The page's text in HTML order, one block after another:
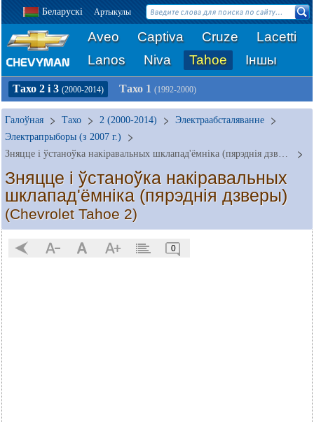
Беларускі Артыкулы
Aveo Captiva Cruze
Lacetti
Lanos
Niva Tahoe Іншы
Тахо 2 і 3 (2000-2014) Тахо 1 (1992-2000)
Галоўная Тахо 2 (2000-2014)
Электраабсталяванне
Электрапрыборы (з 2007 г.)
Зняцце і ўстаноўка накіравальных шклапад'ёмніка (пярэднія дзверы)
Зняцце і ўстаноўка накіравальных
шклапад'ёмніка (пярэднія дзверы)
(Chevrolet Tahoe 2)
0